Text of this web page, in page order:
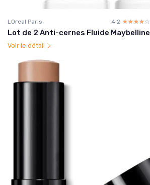
LOreal Paris 4.2 ☆☆☆☆☆
★★★★★
Lot de 2 Anti-cernes Fluide Maybelline
Voir le détail